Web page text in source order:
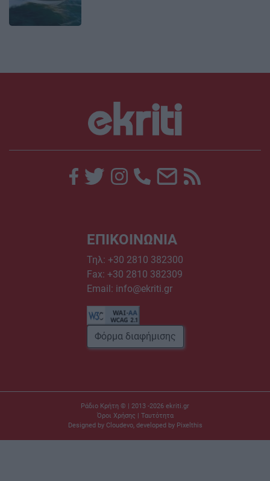
ΕΠΙΚΟΙΝΩΝΙΑ
Τηλ: +30 2810 382300
Fax: +30 2810 382309
Email: info@ekriti.gr
Φόρμα διαφήμισης
Ράδιο Κρήτη © | 2013 -2026 ekriti.gr
Όροι Χρήσης | Ταυτότητα
Designed by Cloudevo, developed by Pixelthis